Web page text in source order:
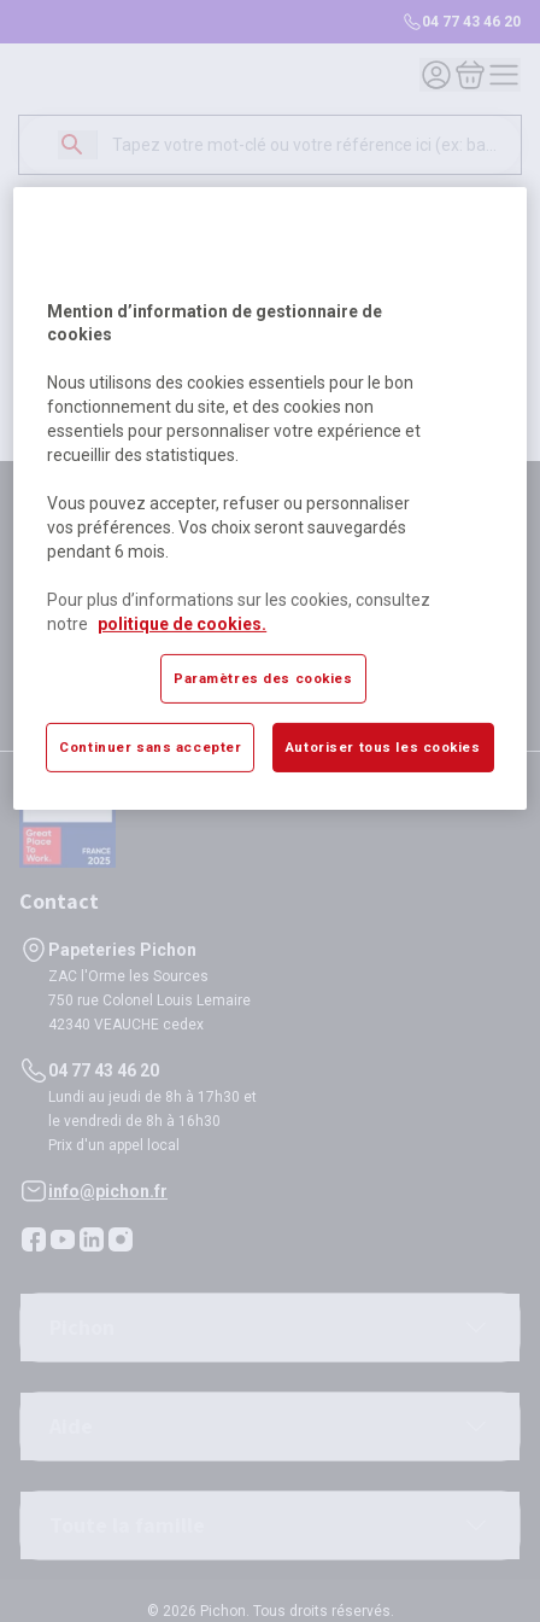
04 77 43 46 20
Mon compte
Mon
500
excuser pour la gêne occasionée.
Retour Retour à l'accueil
Plus de 180 personnes
à votre écoute
Plus de 80 000 références
disponibles
Expédition le jour même
si validation avant 12h
satisfaction totale
Contact
Papeteries Pichon
ZAC l'Orme les Sources
750 rue Colonel Louis Lemaire
42340 VEAUCHE cedex
04 77 43 46 20
Lundi au jeudi de 8h à 17h30 et
le vendredi de 8h à 16h30
Prix d'un appel local
info@pichon.fr
© 2026 Pichon. Tous droits réservés.
Mention d’information de gestionnaire de
cookies
Nous utilisons des cookies essentiels pour le bon
fonctionnement du site, et des cookies non
essentiels pour personnaliser votre expérience et
recueillir des statistiques.
Vous pouvez accepter, refuser ou personnaliser
vos préférences. Vos choix seront sauvegardés
pendant 6 mois.
Pour plus d’informations sur les cookies, consultez
notre
politique de cookies.
Paramètres des cookies
Continuer sans accepter Autoriser tous les cookies